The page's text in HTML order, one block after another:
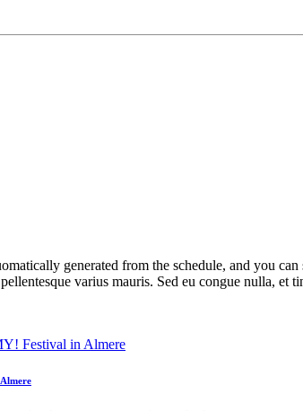
generated from the schedule, and you
varius mauris. Sed eu congue nulla,